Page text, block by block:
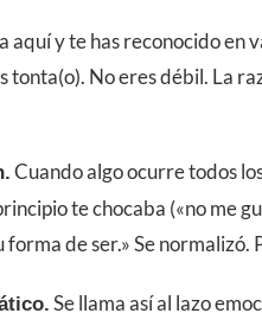
aquí y te has reconocido
tonta(o). No eres débil. La
Cuando algo ocurre todos
te chocaba («no me
forma de ser.» Se
Se llama así al lazo